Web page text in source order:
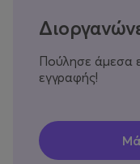
Πούλησε άμεσα
εγγραφής!